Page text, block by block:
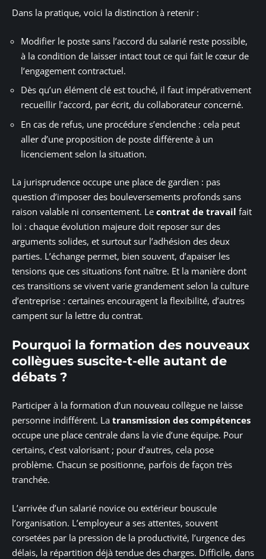
Dans la pratique, voici la distinction à retenir :
Modifier le poste sans l’accord du salarié reste possible,
à la condition de laisser intact tout ce qui fait le cœur de
l’engagement contractuel.
Dès qu’un élément clé est touché, il faut impérativement
recueillir l’accord, par écrit, du collaborateur concerné.
En cas de refus, une procédure s’enclenche : cela peut
aller d’une proposition de poste différente à un
licenciement selon la situation.
La jurisprudence occupe une place de gardien : pas
question d’imposer des bouleversements profonds sans
raison valable ni consentement. Le contrat de travail fait
loi : chaque évolution majeure doit reposer sur des
arguments solides, et surtout sur l’adhésion des deux
parties. L’échange permet, bien souvent, d’apaiser les
tensions que ces situations font naître. Et la manière dont
ces transitions se vivent varie grandement selon la culture
d’entreprise : certaines encouragent la flexibilité, d’autres
campent sur la lettre du contrat.
Pourquoi la formation des nouveaux
collègues suscite-t-elle autant de
débats ?
Participer à la formation d’un nouveau collègue ne laisse
personne indifférent. La transmission des compétences
occupe une place centrale dans la vie d’une équipe. Pour
certains, c’est valorisant ; pour d’autres, cela pose
problème. Chacun se positionne, parfois de façon très
tranchée.
L’arrivée d’un salarié novice ou extérieur bouscule
l’organisation. L’employeur a ses attentes, souvent
corsetées par la pression de la productivité, l’urgence des
délais, la répartition déjà tendue des charges. Difficile, dans